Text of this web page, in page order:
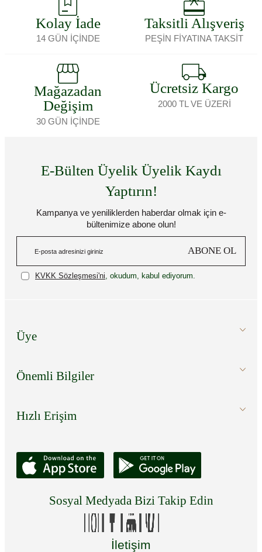
Kolay İade
14 GÜN İÇİNDE
Taksitli Alışveriş
PEŞİN FİYATINA TAKSİT
Mağazadan
Değişim
30 GÜN İÇİNDE
Ücretsiz Kargo
2000 TL VE ÜZERİ
E-Bülten Üyelik Üyelik Kaydı
Yaptırın!
Kampanya ve yeniliklerden haberdar olmak için e-
bültenimize abone olun!
ABONE OL
KVKK Sözleşmesi'ni , okudum, kabul ediyorum.
Üye
Önemli Bilgiler
Hızlı Erişim
Sosyal Medyada Bizi Takip Edin
İletişim